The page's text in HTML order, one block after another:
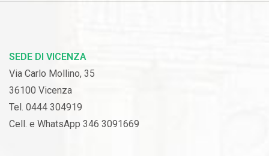
SEDE DI VICENZA
Via Carlo Mollino, 35
36100 Vicenza
Tel. 0444 304919
Cell. e WhatsApp 346 3091669